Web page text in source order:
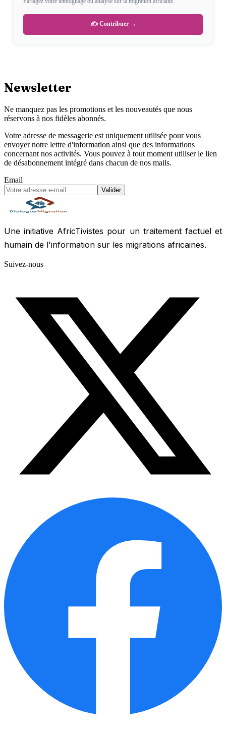
✍️ Contribuer →
Newsletter
Ne manquez pas les promotions et les nouveautés que nous
réservons à nos fidèles abonnés.
Votre adresse de messagerie est uniquement utilisée pour vous
envoyer notre lettre d'information ainsi que des informations
concernant nos activités. Vous pouvez à tout moment utiliser le lien
de désabonnement intégré dans chacun de nos mails.
Email
Valider
Une initiative AfricTivistes pour un traitement factuel et
humain de l'information sur les migrations africaines.
Suivez-nous